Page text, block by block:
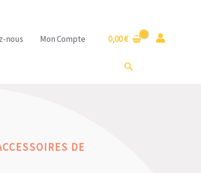
nous Mon Compte 0,00€
Rechercher
DE